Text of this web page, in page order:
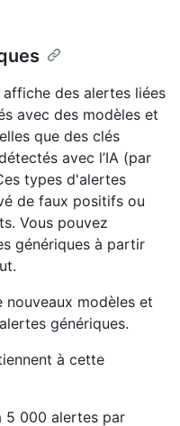
des alertes liées
avec des modèles et
que des clés
avec l’IA (par
types d'alertes
de faux positifs ou
Vous pouvez
génériques à partir
modèles et
génériques.
à cette
5 000 alertes par